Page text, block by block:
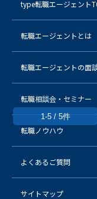
1-5 / 5件
type転職エージェント
転職エージェントとは
転職エージェントの面
転職相談会・セミナー
転職ノウハウ
よくあるご質問
サイトマップ